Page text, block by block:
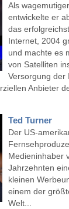
Als
entwickelte er
das
Internet, 2004
und machte es
von Satelliten
Versorgung der
Anbieter
Ted Turner
Der US-
Medieninhaber
Jahrzehnten
kleinen
einem der
Welt...